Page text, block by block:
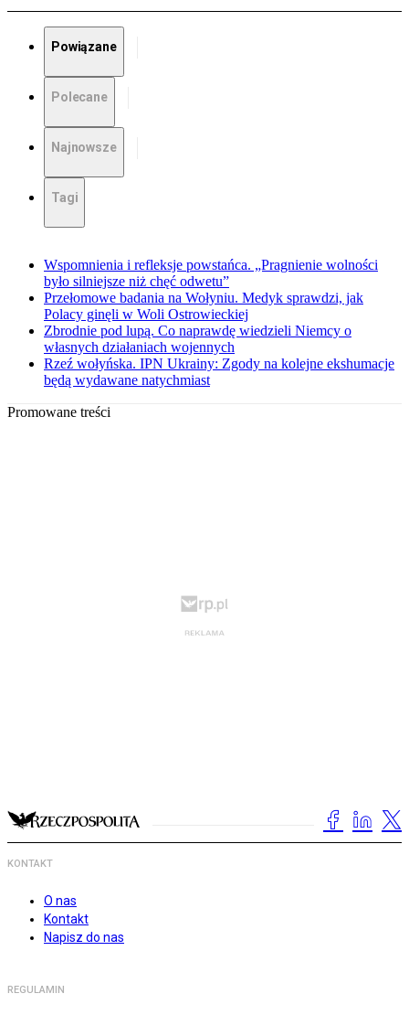
Powiązane
Polecane
Najnowsze
Tagi
Wspomnienia i refleksje powstańca. „Pragnienie wolności
było silniejsze niż chęć odwetu”
Przełomowe badania na Wołyniu. Medyk sprawdzi, jak
Polacy ginęli w Woli Ostrowieckiej
Zbrodnie pod lupą. Co naprawdę wiedzieli Niemcy o
własnych działaniach wojennych
Rzeź wołyńska. IPN Ukrainy: Zgody na kolejne ekshumacje
będą wydawane natychmiast
Promowane treści
KONTAKT
O nas
Kontakt
Napisz do nas
REGULAMIN